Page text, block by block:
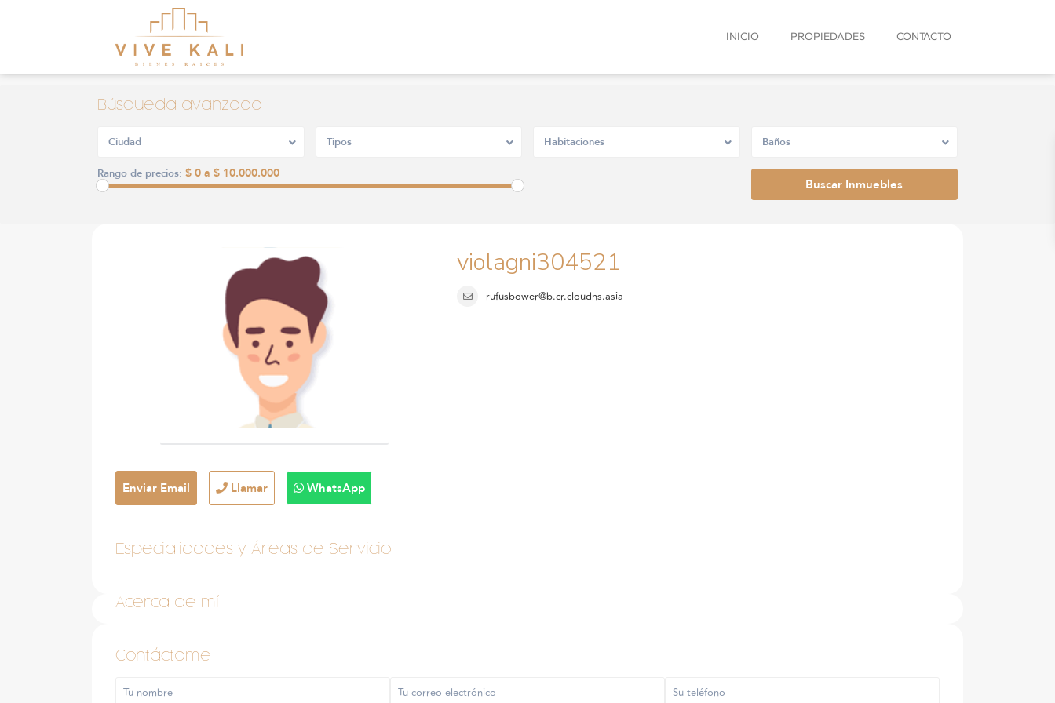
INICIO PROPIEDADES CONTACTO
Búsqueda avanzada
Ciudad Tipos Habitaciones Baños
Rango de precios: $ 0 a $ 10.000.000
violagni304521
rufusbower@b.cr.cloudns.asia
Enviar Email Llamar WhatsApp
Especialidades y Áreas de Servicio
Acerca de mí
Contáctame